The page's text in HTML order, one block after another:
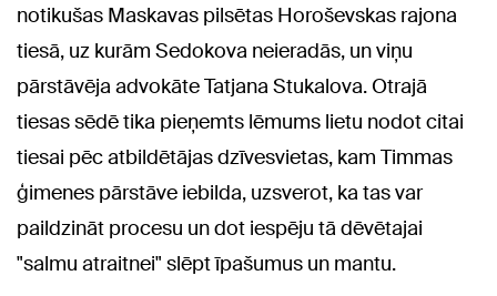
notikušas Maskavas pilsētas Horoševskas rajona
tiesā, uz kurām Sedokova neieradās, un viņu
pārstāvēja advokāte Tatjana Stukalova. Otrajā
tiesas sēdē tika pieņemts lēmums lietu nodot citai
tiesai pēc atbildētājas dzīvesvietas, kam Timmas
ģimenes pārstāve iebilda, uzsverot, ka tas var
paildzināt procesu un dot iespēju tā dēvētajai
"salmu atraitnei" slēpt īpašumus un mantu.